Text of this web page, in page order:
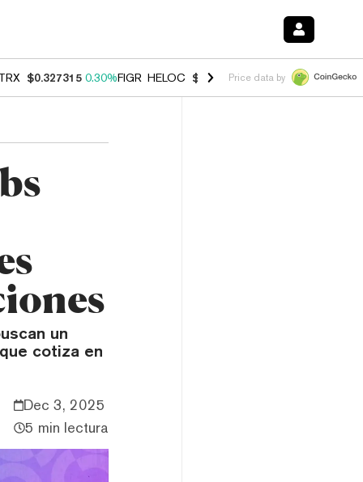
$0.327315 0.30%FIGR_HELOC $1.007 -2.70%HYPE $54.32 -
Price data by
un
cotiza en
Dec 3, 2025
5 min lectura